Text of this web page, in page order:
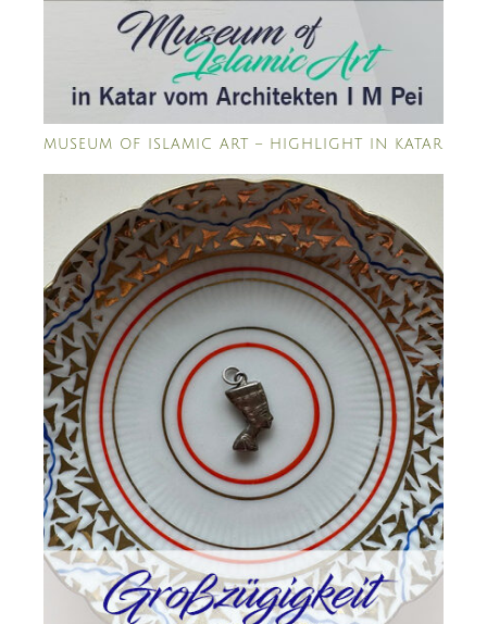
MUSEUM OF ISLAMIC ART – HIGHLIGHT IN KATAR